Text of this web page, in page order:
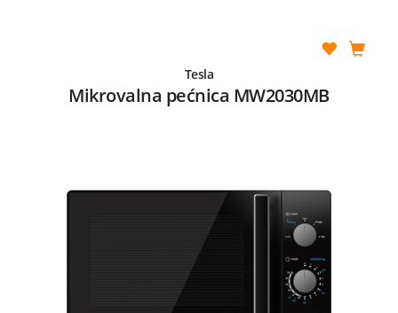
Tesla
Mikrovalna pećnica MW2030MB